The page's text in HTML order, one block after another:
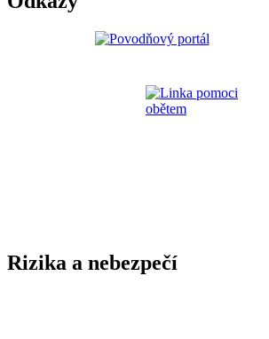
Rizika a nebezpečí